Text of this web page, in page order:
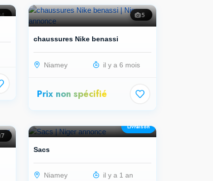
4 5
chaussures Nike benassi
Niamey il y a 6 mois
Prix non spécifié
7
Livraison
Sacs
Niamey il y a 1 an